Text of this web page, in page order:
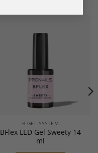
B GEL SYSTEM
BFlex LED Gel Sweety 14
ml